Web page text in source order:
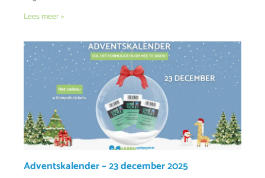
Lees meer »
Adventskalender – 23 december 2025